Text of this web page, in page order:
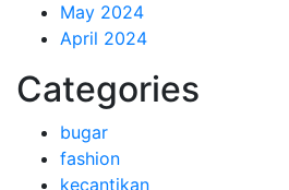
May 2024
April 2024
Categories
bugar
fashion
kecantikan